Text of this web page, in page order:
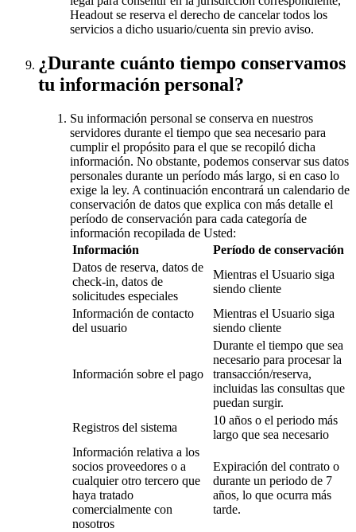
Headout se reserva el derecho de cancelar todos los
servicios a dicho usuario/cuenta sin previo aviso.
¿Durante cuánto tiempo conservamos
tu información personal?
Su información personal se conserva en nuestros
servidores durante el tiempo que sea necesario para
cumplir el propósito para el que se recopiló dicha
información. No obstante, podemos conservar sus datos
personales durante un período más largo, si en caso lo
exige la ley. A continuación encontrará un calendario de
conservación de datos que explica con más detalle el
período de conservación para cada categoría de
información recopilada de Usted:
Información
Período de conservación
Datos de reserva, datos de
check-in, datos de
solicitudes especiales
Mientras el Usuario siga
siendo cliente
Información de contacto
del usuario
Mientras el Usuario siga
siendo cliente
Información sobre el pago
Durante el tiempo que sea
necesario para procesar la
transacción/reserva,
incluidas las consultas que
puedan surgir.
Registros del sistema
10 años o el periodo más
largo que sea necesario
Información relativa a los
socios proveedores o a
cualquier otro tercero que
haya tratado
comercialmente con
nosotros
Expiración del contrato o
durante un periodo de 7
años, lo que ocurra más
tarde.